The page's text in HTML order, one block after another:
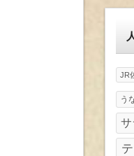
JR
う
サ